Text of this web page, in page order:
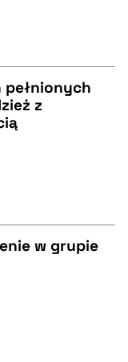
z
w grupie